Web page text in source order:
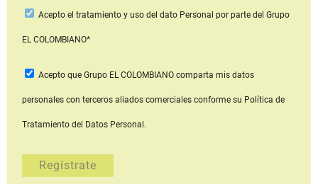
Acepto el tratamiento y uso del dato Personal por parte del Grupo
EL COLOMBIANO*
Acepto que Grupo EL COLOMBIANOcomparta mis datos
personales con terceros aliados comerciales conforme su Política de
Tratamiento del Datos Personal.